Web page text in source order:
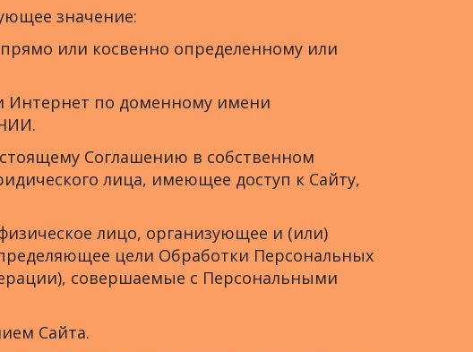
значение:
или косвенно определенному или
Интернет по доменному имени
Соглашению в собственном
лица, имеющее доступ к Сайту,
лицо, организующее и (или)
цели Обработки Персональных
совершаемые с Персональными
Сайта.